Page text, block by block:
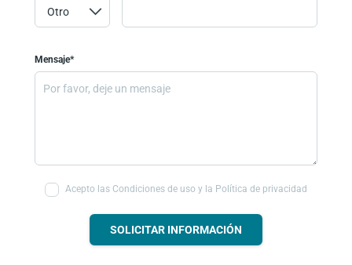
Mensaje*
Acepto las Condiciones de uso y la Política de privacidad
SOLICITAR INFORMACIÓN